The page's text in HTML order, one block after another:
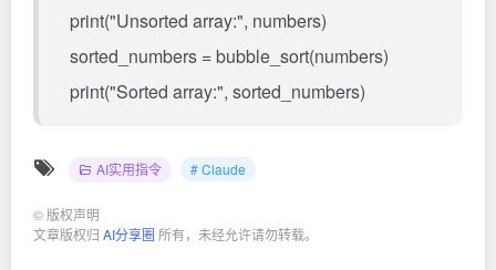
print("Unsorted array:", numbers)
sorted_numbers = bubble_sort(numbers)
print("Sorted array:", sorted_numbers)
AI实用指令 # Claude
© 版权声明
文章版权归 AI分享圈 所有，未经允许请勿转载。